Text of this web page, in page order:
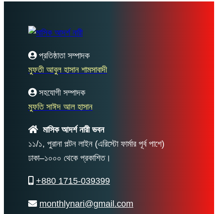
প্রতিষ্ঠাতা সম্পাদক
মুফতী আবুল হাসান শামসাবাদী
সহযোগী সম্পাদক
মুফতি সাঈদ আল হাসান
মাসিক আদর্শ নারী ভবন
১১/১, পুরানা পল্টন লাইন (এরিস্টো ফার্মার পূর্ব পাশে)
ঢাকা–১০০০ থেকে প্রকাশিত।
+880 1715-039399
monthlynari@gmail.com